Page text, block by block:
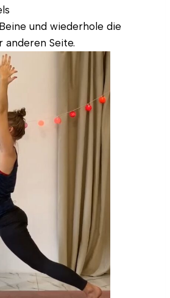
und wiederhole die
anderen Seite.